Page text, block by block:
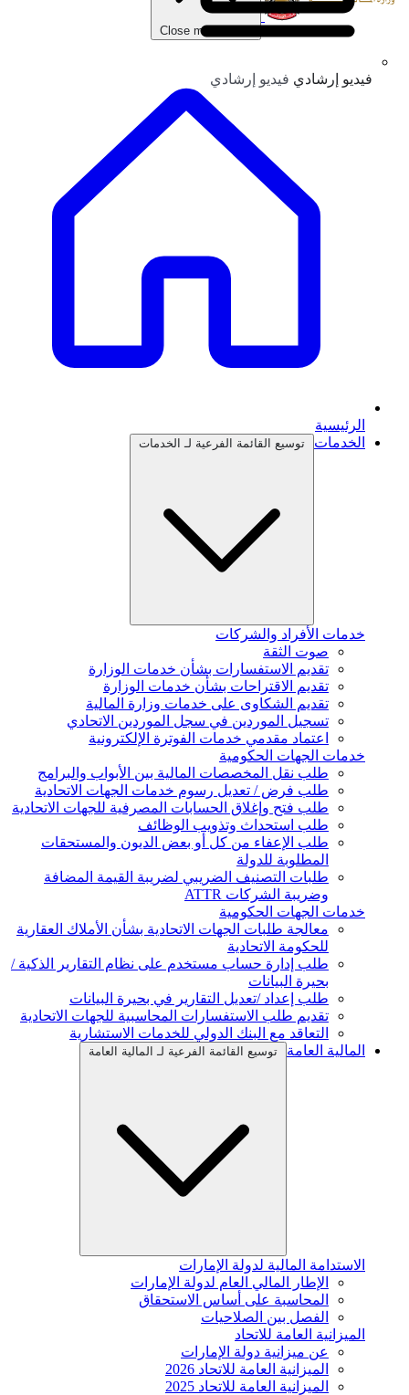
فيديو إرشادي فيديو إرشادي
Close main menu
الرئيسية
الخدمات
توسيع القائمة الفرعية لـ الخدمات
خدمات الأفراد والشركات
صوت الثقة
تقديم الاستفسارات بشأن خدمات الوزارة
تقديم الاقتراحات بشأن خدمات الوزارة
تقديم الشكاوى على خدمات وزارة المالية
تسجيل الموردين في سجل الموردين الاتحادي
اعتماد مقدمي خدمات الفوترة الإلكترونية
خدمات الجهات الحكومية
طلب نقل المخصصات المالية بين الأبواب والبرامج
طلب فرض / تعديل رسوم خدمات الجهات الاتحادية
طلب فتح وإغلاق الحسابات المصرفية للجهات الاتحادية
طلب استحداث وتذويب الوظائف
طلب الإعفاء من كل أو بعض الديون والمستحقات
المطلوبة للدولة
طلبات التصنيف الضريبي لضريبة القيمة المضافة
وضريبة الشركات ATTR
خدمات الجهات الحكومية
معالجة طلبات الجهات الاتحادية بشأن الأملاك العقارية
للحكومة الاتحادية
طلب إدارة حساب مستخدم على نظام التقارير الذكية /
بحيرة البيانات
طلب إعداد /تعديل التقارير في بحيرة البيانات
تقديم طلب الاستفسارات المحاسبية للجهات الاتحادية
التعاقد مع البنك الدولي للخدمات الاستشارية
المالية العامة
توسيع القائمة الفرعية لـ المالية العامة
الاستدامة المالية لدولة الإمارات
الإطار المالي العام لدولة الإمارات
المحاسبة على أساس الاستحقاق
الفصل بين الصلاحيات
الميزانية العامة للاتحاد
عن ميزانية دولة الإمارات
الميزانية العامة للاتحاد 2026
الميزانية العامة للاتحاد 2025